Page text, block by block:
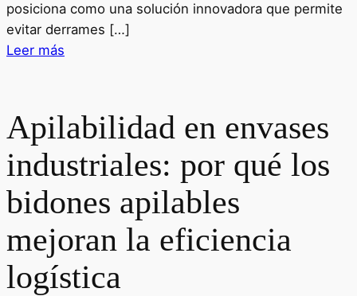
posiciona como una solución innovadora que permite
evitar derrames […]
Leer más
Apilabilidad en envases
industriales: por qué los
bidones apilables
mejoran la eficiencia
logística